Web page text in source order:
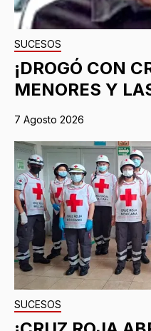
SUCESOS
¡DROGÓ CON
MENORES Y
7 Agosto 2026
SUCESOS